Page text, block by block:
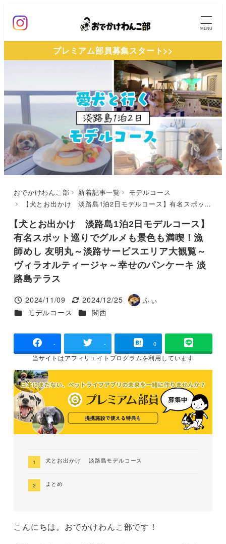
ン
ン
へ
動
MENU
プレミアム部員募集スタート>>
おでかけわんこ部 新着記事一覧
モデルコース
【犬とお出かけ 淡路島1泊2日モデルコース】有名スポット巡りでグルメも景色も満喫！漁師めし 友明丸～淡路サービスエリア大観覧～ヴィラオルティージャ～幸せのパンケーキ 淡路島テラス
【犬とお出かけ 淡路島1泊2日モデルコース】
有名スポット巡りでグルメも景色も満喫！漁
師めし 友明丸～淡路サービスエリア大観覧～
ヴィラオルティージャ～幸せのパンケーキ 淡
路島テラス
投稿日
2024/11/09
更新日
2024/12/25
著
ふぃ
カテゴリー
モデルコース カテゴリー
関西
- - 0
当サイトはアフィリエイトプログラムを利用しています
犬とお出かけ 淡路島モデルコース
まとめ
こんにちは。おでかけわんこ部です！